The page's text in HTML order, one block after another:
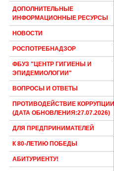
ДОПОЛНИТЕЛЬНЫЕ
ИНФОРМАЦИОННЫЕ РЕСУРСЫ
НОВОСТИ
РОСПОТРЕБНАДЗОР
ФБУЗ "ЦЕНТР ГИГИЕНЫ И
ЭПИДЕМИОЛОГИИ"
ВОПРОСЫ И ОТВЕТЫ
ПРОТИВОДЕЙСТВИЕ КОРРУПЦИИ
(ДАТА ОБНОВЛЕНИЯ:27.07.2026)
ДЛЯ ПРЕДПРИНИМАТЕЛЕЙ
К 80-ЛЕТИЮ ПОБЕДЫ
АБИТУРИЕНТУ!